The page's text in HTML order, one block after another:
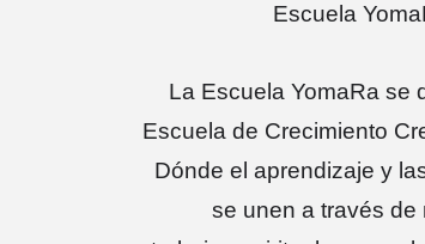
Escuela
La Escuela YomaRa se
Escuela de Crecimiento
Dónde el aprendizaje y
se unen a través